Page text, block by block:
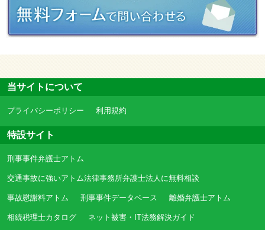
当サイトについて
プライバシーポリシー 利用規約
特設サイト
刑事事件弁護士アトム
交通事故に強いアトム法律事務所弁護士法人に無料相談
事故慰謝料アトム 刑事事件データベース 離婚弁護士アトム
相続税理士カタログ ネット被害・IT法務解決ガイド